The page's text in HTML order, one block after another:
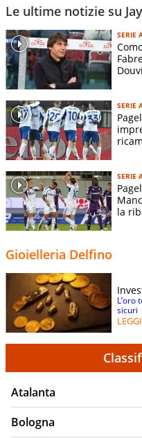
Le ultime notizie su
SERIE
SERIE
SERIE
la
Gioielleria Delfino
L’oro
sicuri
LEGGI
Atalanta
Bologna